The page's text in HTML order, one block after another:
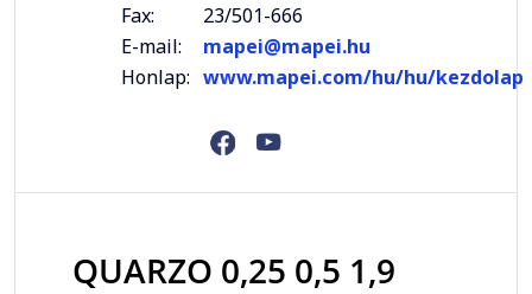
Fax:
23/501-666
E-mail:
mapei@mapei.hu
Honlap: www.mapei.com/hu/hu/kezdolap
QUARZO 0,25 0,5 1,9